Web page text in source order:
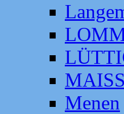
Menen